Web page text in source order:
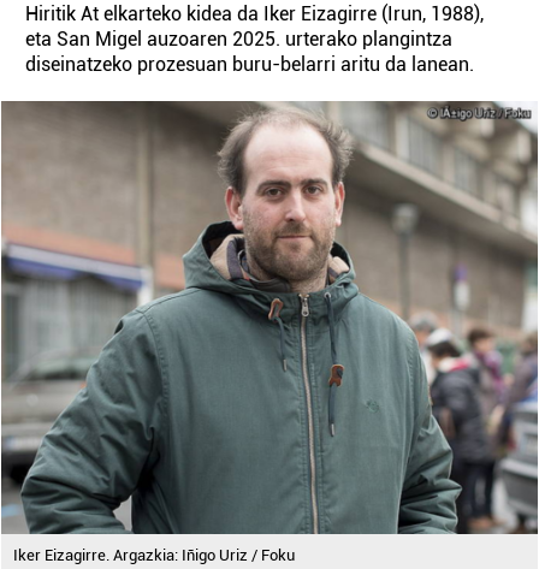
Hiritik At elkarteko kidea da Iker Eizagirre (Irun, 1988),
eta San Migel auzoaren 2025. urterako plangintza
diseinatzeko prozesuan buru-belarri aritu da lanean.
Iker Eizagirre. Argazkia: Iñigo Uriz / Foku